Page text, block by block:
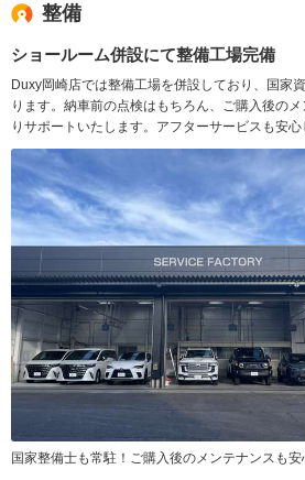
整備
ショールーム併設にて整備工場完備
Duxy岡崎店では整備工場を併設しており、国家
ります。納車前の点検はもちろん、ご購入後の
りサポートいたします。アフターサービスも安心
国家整備士も常駐！ご購入後のメンテナンスも安